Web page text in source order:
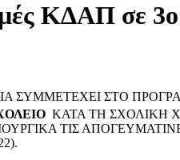
ΚΔΑΠ σε
ΣΥΜΜΕΤΕΧΕΙ ΣΤΟ
KATA ΤΗ ΣΧΟΛΙΚΗ
ΤΙΣ